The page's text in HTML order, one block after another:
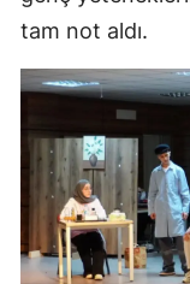
tam not aldı.